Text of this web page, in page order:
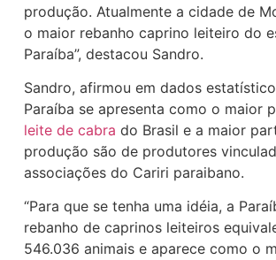
produção. Atualmente a cidade de
o maior rebanho caprino leiteiro do
Paraíba”, destacou Sandro.
Sandro, afirmou em dados
Paraíba se apresenta como o maior
leite de cabra do Brasil e a maior
produção são de produtores
associações do Cariri paraibano.
“Para que se tenha uma idéia, a
rebanho de caprinos leiteiros
546.036 animais e aparece como o